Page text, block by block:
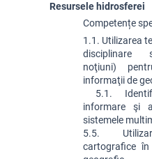
Resursele hidrosferei
Competențe
1.1. Utilizarea
disciplinare
noţiuni)
informaţii de
informare şi
sistemele
5.5.
cartografice în